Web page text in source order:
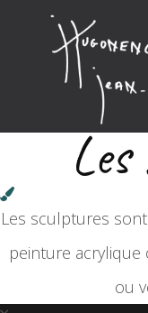
Les sculptures
peinture
ou